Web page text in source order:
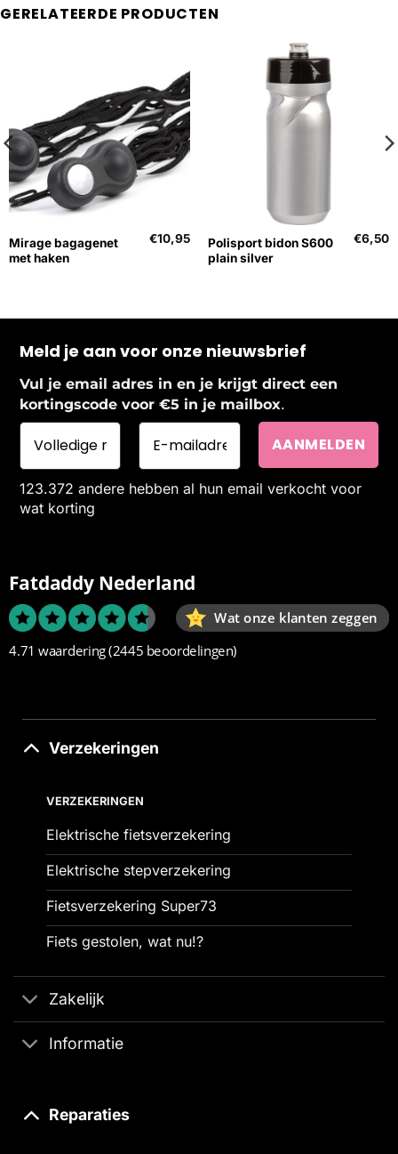
GERELATEERDE PRODUCTEN
Mirage bagagenet
met haken
€10,95
Polisport bidon S600
plain silver
€6,50
Meld je aan voor onze nieuwsbrief
Vul je email adres in en je krijgt direct een
kortingscode voor €5 in je mailbox.
123.372 andere hebben al hun email verkocht voor
wat korting
Fatdaddy Nederland
Wat onze klanten zeggen
4.71 waardering(2445 beoordelingen)
Verzekeringen
VERZEKERINGEN
Elektrische fietsverzekering
Elektrische stepverzekering
Fietsverzekering Super73
Fiets gestolen, wat nu!?
Zakelijk
Informatie
Reparaties